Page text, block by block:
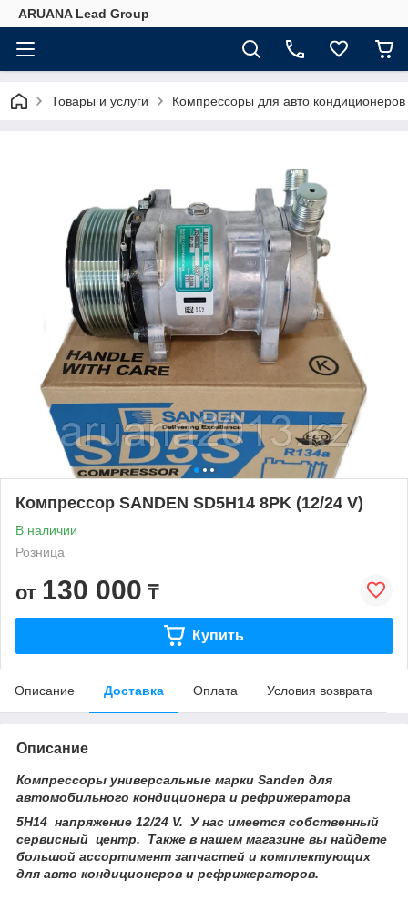
ARUANA Lead Group
Товары и услуги Компрессоры для авто
Компрессор SANDEN SD5H14 8PK (12/24 V)
В наличии
Розница
от 130 000 ₸
Купить
Описание Доставка Оплата Условия возврата
Описание
Компрессоры универсальные марки Sanden для
автомобильного кондиционера и рефрижератора
5H14 напряжение 12/24 V. У нас имеется собственный
сервисный центр. Также в нашем магазине вы найдете
большой ассортимент запчастей и комплектующих
для авто кондиционеров и рефрижераторов.